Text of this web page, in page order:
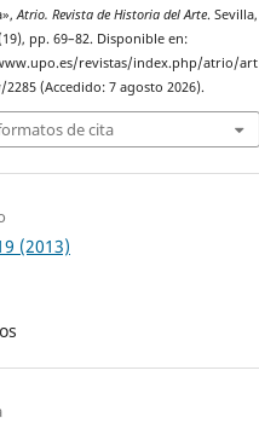
Atrio. Revista de Historia del Arte. Sevilla,
pp. 69–82. Disponible en:
revistas/index.php/atrio/art
(Accedido: 7 agosto 2026).
de cita
(2013)